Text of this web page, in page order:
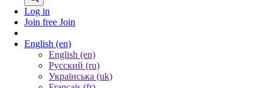
Log in
Join free Join
English (en)
English (en)
Русский (ru)
Українська (uk)